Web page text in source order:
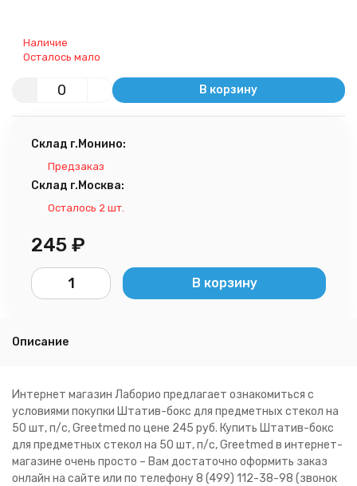
Наличие
Осталось мало
В корзину
Склад г.Монино:
Предзаказ
Склад г.Москва:
Осталось 2 шт.
245 ₽
В корзину
Описание
Интернет магазин Лаборио предлагает ознакомиться с
условиями покупки Штатив-бокс для предметных стекол на
50 шт, п/с, Greetmed по цене 245 руб. Купить Штатив-бокс
для предметных стекол на 50 шт, п/с, Greetmed в интернет-
магазине очень просто – Вам достаточно оформить заказ
онлайн на сайте или по телефону 8 (499) 112-38-98 (звонок